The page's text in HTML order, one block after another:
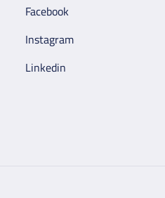
Facebook
Instagram
Linkedin